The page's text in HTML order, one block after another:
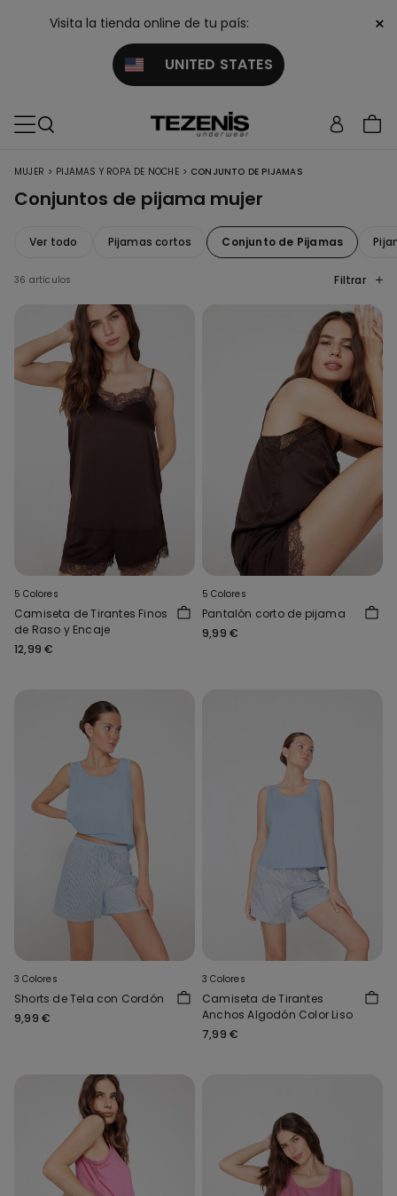
Visita la tienda online de tu país:
UNITED STATES
×
MUJER > PIJAMAS Y ROPA DE NOCHE > CONJUNTO DE PIJAMAS
Conjuntos de pijama mujer
Ver todo Pijamas cortos Conjunto de Pijamas
36 artículos Filtrar
5 Colores
Camiseta de Tirantes Finos
de Raso y Encaje
12,99 €
5 Colores
Pantalón corto de pijama
9,99 €
3 Colores
Shorts de Tela con Cordón
9,99 €
3 Colores
Camiseta de Tirantes
Anchos Algodón Color Liso
7,99 €